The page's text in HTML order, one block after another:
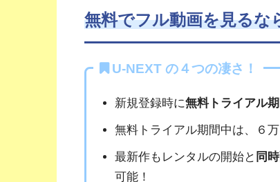
無料でフル動画を見るな
U-NEXT の４つの凄さ！
新規登録時に無料トライアル
無料トライアル期間中は、６
最新作もレンタルの開始と 同
可能！